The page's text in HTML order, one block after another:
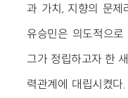
과 가치, 지향의 문제
유승민은 의도적으로
그가 정립하고자 한
력관계에 대립시켰